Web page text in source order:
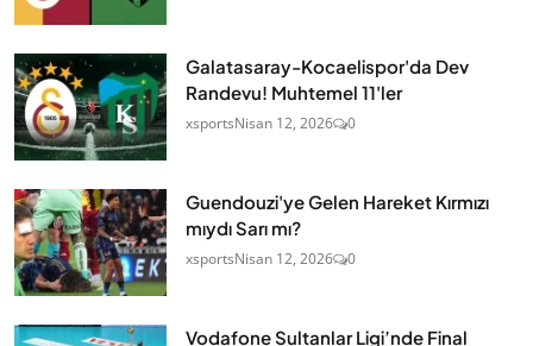
Galatasaray-Kocaelispor'da Dev
Randevu! Muhtemel 11'ler
xsportsNisan 12, 2026 0
Guendouzi'ye Gelen Hareket Kırmızı
mıydı Sarı mı?
xsportsNisan 12, 2026 0
Vodafone Sultanlar Ligi’nde Final